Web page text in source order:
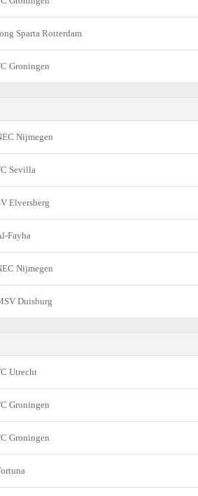
Sparta Rotterdam
Groningen
Nijmegen
Sevilla
Elversberg
Fayha
Nijmegen
Duisburg
Utrecht
Groningen
Groningen